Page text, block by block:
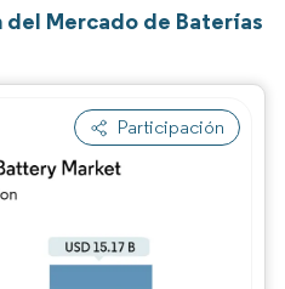
del Mercado de Baterías
Participación